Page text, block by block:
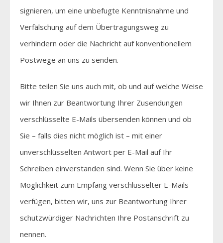
signieren, um eine unbefugte Kenntnisnahme und
Verfälschung auf dem Übertragungsweg zu
verhindern oder die Nachricht auf konventionellem
Postwege an uns zu senden.
Bitte teilen Sie uns auch mit, ob und auf welche Weise
wir Ihnen zur Beantwortung Ihrer Zusendungen
verschlüsselte E-Mails übersenden können und ob
Sie – falls dies nicht möglich ist – mit einer
unverschlüsselten Antwort per E-Mail auf Ihr
Schreiben einverstanden sind. Wenn Sie über keine
Möglichkeit zum Empfang verschlüsselter E-Mails
verfügen, bitten wir, uns zur Beantwortung Ihrer
schutzwürdiger Nachrichten Ihre Postanschrift zu
nennen.